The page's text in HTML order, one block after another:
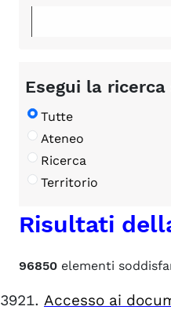
Esegui la
Tutte
Ateneo
Ricerca
Territorio
Risultati
96850 elementi
Accesso ai